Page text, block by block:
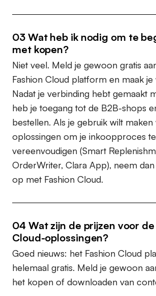
03 Wat heb ik nodig om te
met kopen?
Niet veel. Meld je gewoon gratis
Fashion Cloud platform en maak je
Nadat je verbinding hebt gemaakt
heb je toegang tot de B2B-shops
bestellen. Als je gebruik wilt maken
oplossingen om je inkoopproces te
vereenvoudigen (Smart
OrderWriter, Clara App), neem dan
op met Fashion Cloud.
04 Wat zijn de prijzen voor de
Cloud-oplossingen?
Goed nieuws: het Fashion Cloud
helemaal gratis. Meld je gewoon
het kopen of downloaden van